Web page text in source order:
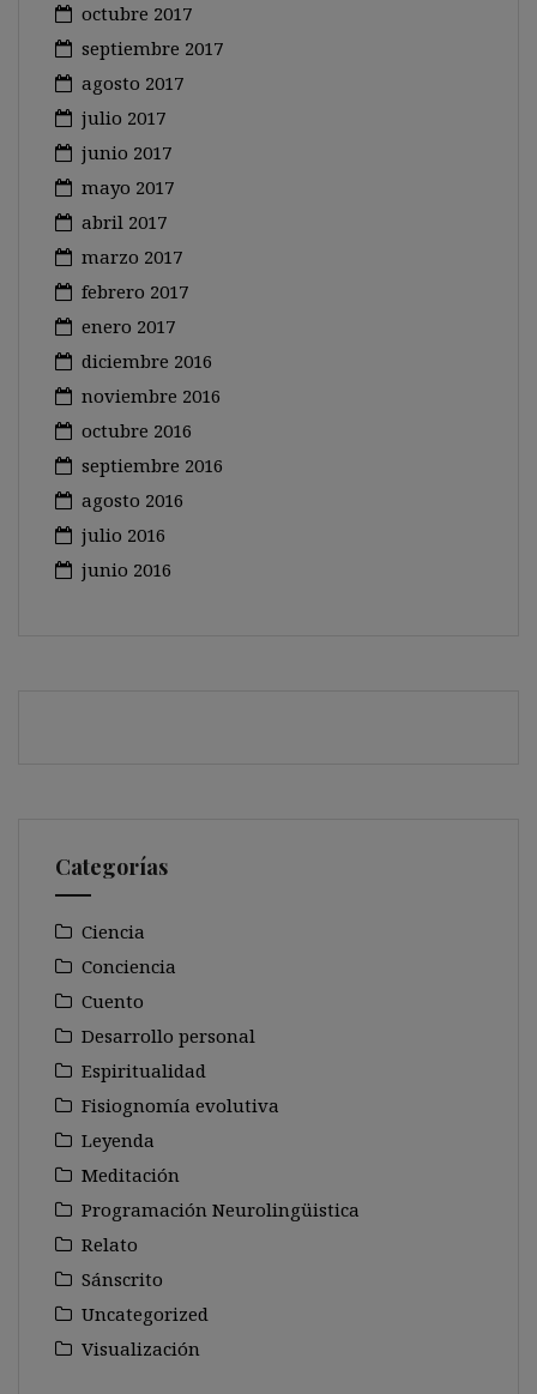
octubre 2017
septiembre 2017
agosto 2017
julio 2017
junio 2017
mayo 2017
abril 2017
marzo 2017
febrero 2017
enero 2017
diciembre 2016
noviembre 2016
octubre 2016
septiembre 2016
agosto 2016
julio 2016
junio 2016
Categorías
Ciencia
Conciencia
Cuento
Desarrollo personal
Espiritualidad
Fisiognomía evolutiva
Leyenda
Meditación
Programación Neurolingüistica
Relato
Sánscrito
Uncategorized
Visualización